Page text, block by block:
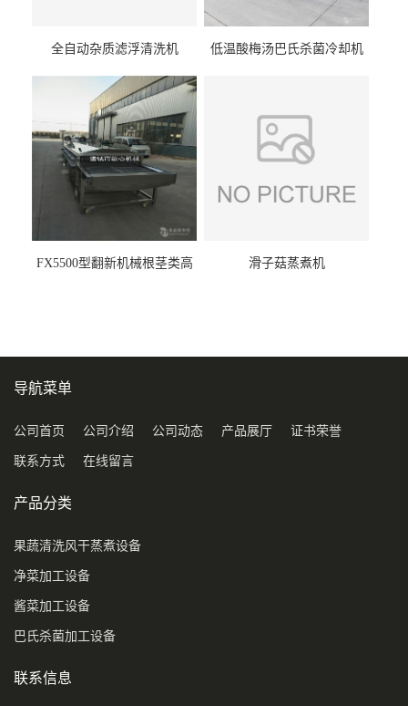
全自动杂质滤浮清洗机 低温酸梅汤巴氏杀菌冷却机
FX5500型翻新机械根茎类高
滑子菇蒸煮机
导航菜单
公司首页 公司介绍 公司动态 产品展厅 证书荣誉
联系方式 在线留言
产品分类
果蔬清洗风干蒸煮设备
净菜加工设备
酱菜加工设备
巴氏杀菌加工设备
联系信息